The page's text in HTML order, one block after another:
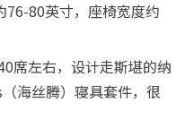
76-80英寸，座椅宽度约
席左右，设计走斯堪的纳
海丝腾）寝具套件，很